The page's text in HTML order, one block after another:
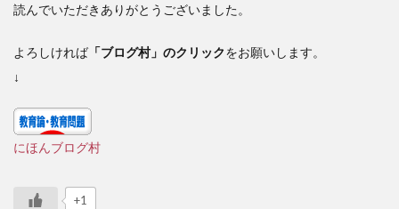
読んでいただきありがとうございました。
よろしければ 「ブログ村」のクリックをお願いします。
↓
にほんブログ村
+1